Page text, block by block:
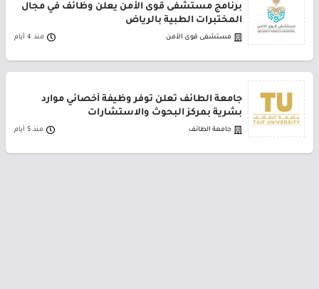
برنامج مستشفى قوى الأمن يعلن وظائف في مجال
المختبرات الطبية بالرياض
مستشفى قوى الأمن منذ 4 أيام
جامعة الطائف تعلن توفر وظيفة أخصائي موارد
بشرية بمركز البحوث والاستشارات
جامعة الطائف منذ 5 أيام